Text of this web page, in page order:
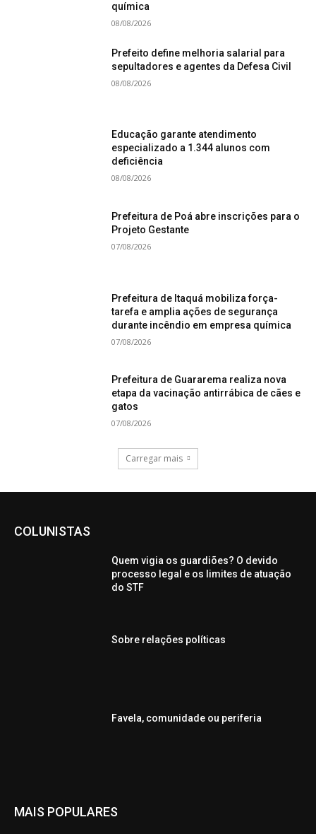
química
08/08/2026
Prefeito define melhoria salarial para
sepultadores e agentes da Defesa Civil
08/08/2026
Educação garante atendimento
especializado a 1.344 alunos com
deficiência
08/08/2026
Prefeitura de Poá abre inscrições para o
Projeto Gestante
07/08/2026
Prefeitura de Itaquá mobiliza força-
tarefa e amplia ações de segurança
durante incêndio em empresa química
07/08/2026
Prefeitura de Guararema realiza nova
etapa da vacinação antirrábica de cães e
gatos
07/08/2026
Carregar mais
COLUNISTAS
Quem vigia os guardiões? O devido
processo legal e os limites de atuação
do STF
Sobre relações políticas
Favela, comunidade ou periferia
MAIS POPULARES